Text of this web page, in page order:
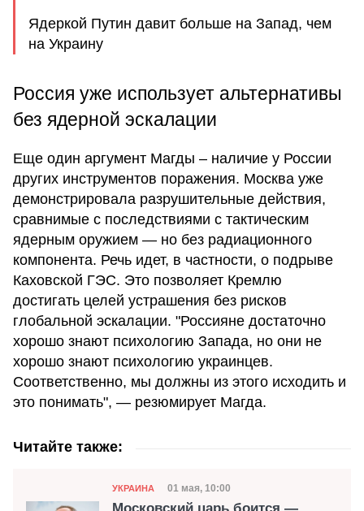
Ядеркой Путин давит больше на Запад, чем
на Украину
Россия уже использует альтернативы
без ядерной эскалации
Еще один аргумент Магды – наличие у России
других инструментов поражения. Москва уже
демонстрировала разрушительные действия,
сравнимые с последствиями с тактическим
ядерным оружием — но без радиационного
компонента. Речь идет, в частности, о подрыве
Каховской ГЭС. Это позволяет Кремлю
достигать целей устрашения без рисков
глобальной эскалации. "Россияне достаточно
хорошо знают психологию Запада, но они не
хорошо знают психологию украинцев.
Соответственно, мы должны из этого исходить и
это понимать", — резюмирует Магда.
Читайте также:
Категория
УКРАИНА Дата публикации
01 мая, 10:00